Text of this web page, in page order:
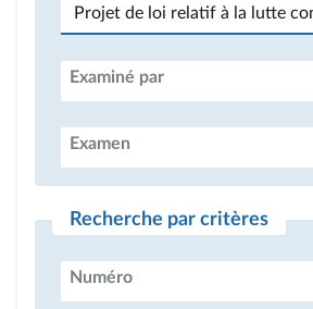
Examiné par
Examen
Recherche par critères
Numéro